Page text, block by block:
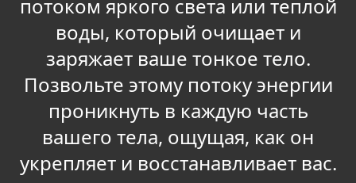
потоком яркого света или теплой
воды, который очищает и
заряжает ваше тонкое тело.
Позвольте этому потоку энергии
проникнуть в каждую часть
вашего тела, ощущая, как он
укрепляет и восстанавливает вас.